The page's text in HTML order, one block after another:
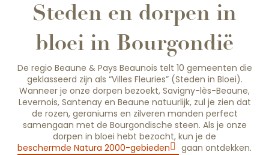
Steden en dorpen in
bloei in Bourgondië
De regio Beaune & Pays Beaunois telt 10 gemeenten die
geklasseerd zijn als “Villes Fleuries” (Steden in Bloei).
Wanneer je onze dorpen bezoekt, Savigny-lès-Beaune,
Levernois, Santenay en Beaune natuurlijk, zul je zien dat
de rozen, geraniums en zilveren manden perfect
samengaan met de Bourgondische steen. Als je onze
dorpen in bloei hebt bezocht, kun je de
beschermde Natura 2000-gebieden
gaan ontdekken.